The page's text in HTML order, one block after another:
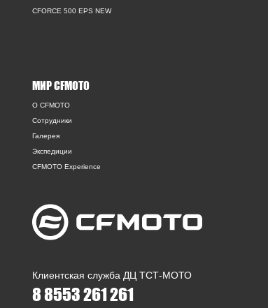
Клиентская служба ДЦ ТСТ-МОТО
8 8553 261 261
CFORCE 500 EPS NEW
МИР CFMOTO
O CFMOTO
Сотрудники
Галерея
Экспедиции
CFMOTO Experience